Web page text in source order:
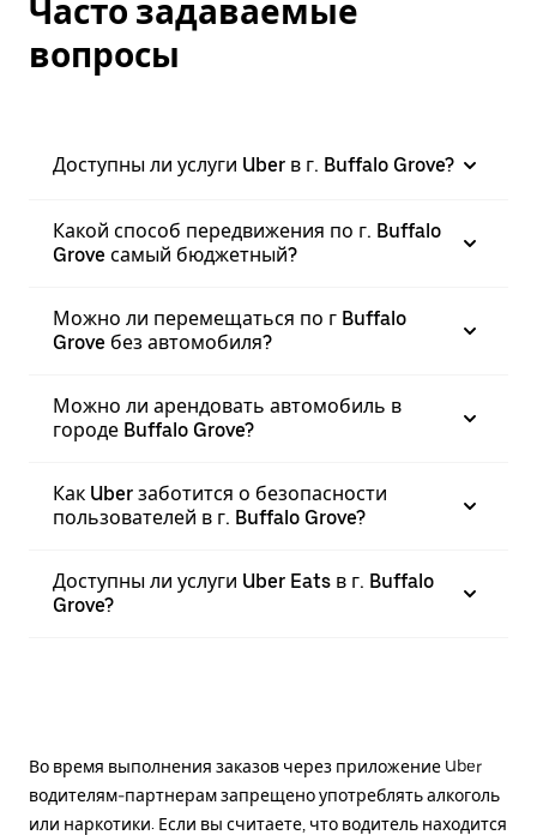
Часто задаваемые
вопросы
Доступны ли услуги Uber в г. Buffalo Grove?
Какой способ передвижения по г. Buffalo
Grove самый бюджетный?
Можно ли перемещаться по г Buffalo
Grove без автомобиля?
Можно ли арендовать автомобиль в
городе Buffalo Grove?
Как Uber заботится о безопасности
пользователей в г. Buffalo Grove?
Доступны ли услуги Uber Eats в г. Buffalo
Grove?
Во время выполнения заказов через приложение Uber
водителям-партнерам запрещено употреблять алкоголь
или наркотики. Если вы считаете, что водитель находится